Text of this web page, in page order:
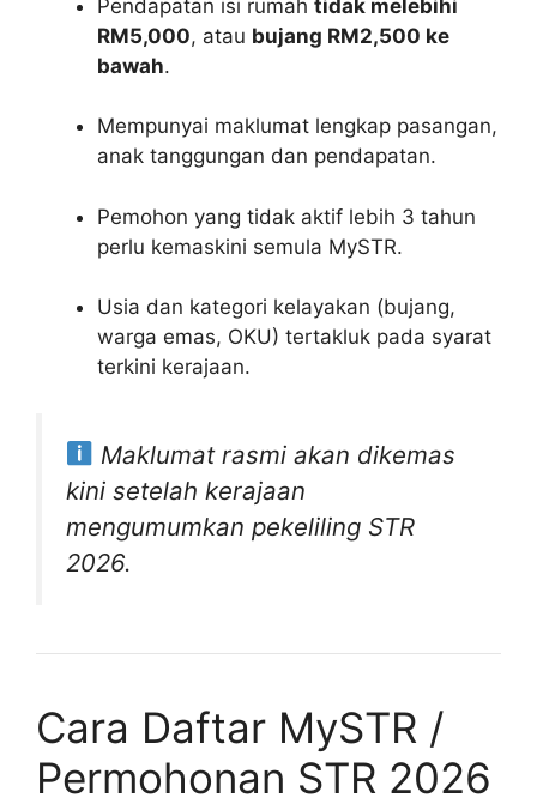
Pendapatan isi rumah tidak melebihi
RM5,000, atau bujang RM2,500 ke
bawah.
Mempunyai maklumat lengkap pasangan,
anak tanggungan dan pendapatan.
Pemohon yang tidak aktif lebih 3 tahun
perlu kemaskini semula MySTR.
Usia dan kategori kelayakan (bujang,
warga emas, OKU) tertakluk pada syarat
terkini kerajaan.
Maklumat rasmi akan dikemas
kini setelah kerajaan
mengumumkan pekeliling STR
2026.
Cara Daftar MySTR /
Permohonan STR 2026